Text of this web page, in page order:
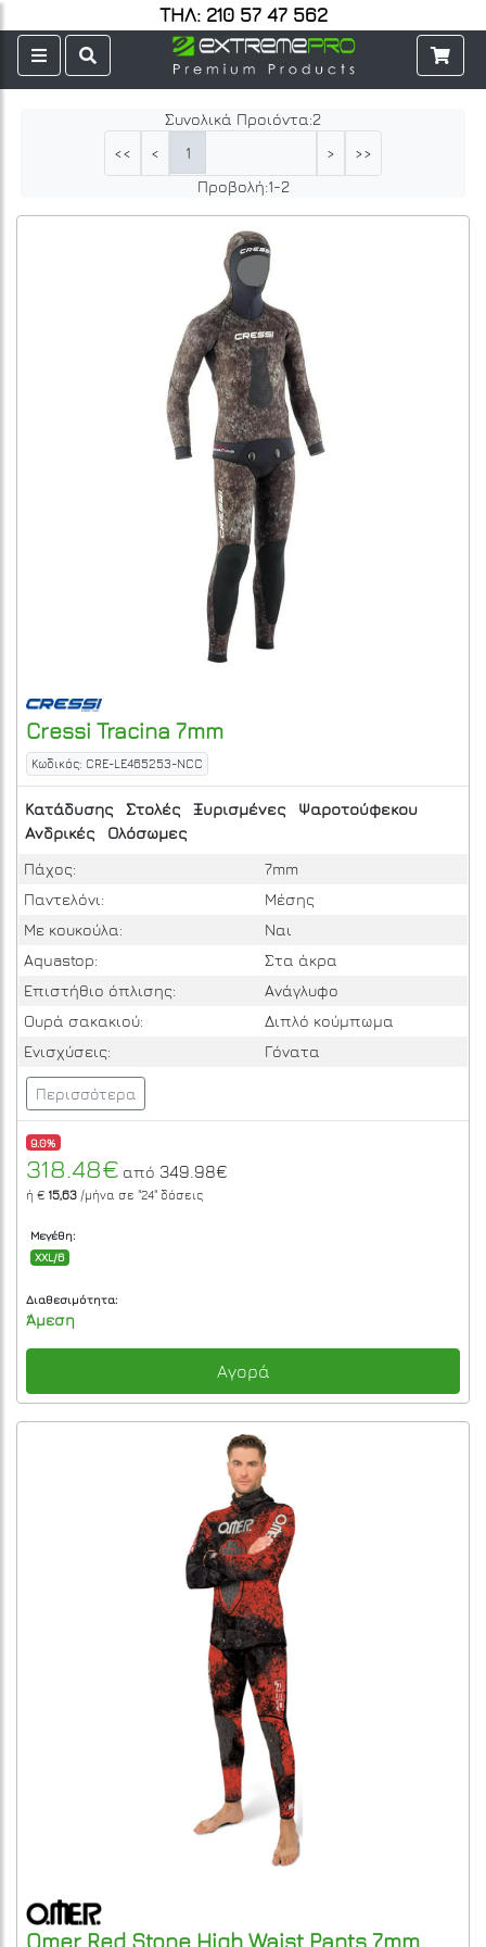
ΤΗΛ: 210 57 47 562
Συνολικά Προιόντα:2
<<
< 1 >
>>
Προβολή:1-2
Cressi Tracina 7mm
Κωδικός: CRE-LE465253-NCC
Κατάδυσης Στολές Ξυρισμένες
Ψαροτούφεκου
Ανδρικές
Ολόσωμες
Πάχος:
7mm
Παντελόνι:
Μέσης
Με κουκούλα:
Ναι
Aquastop:
Στα άκρα
Επιστήθιο όπλισης:
Ανάγλυφο
Ουρά σακακιού:
Διπλό κούμπωμα
Ενισχύσεις:
Γόνατα
Περισσότερα
9.0%
318.48€ από 349.98€
ή € 15,63 /μήνα σε "24" δόσεις
Μεγέθη:
XXL/6
Διαθεσιμότητα:
Άμεση
Αγορά
Omer Red Stone High Waist Pants 7mm